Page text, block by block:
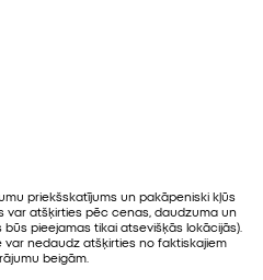
priekšskatījums un pakāpeniski kļūs
var atšķirties pēc cenas, daudzuma un
pieejamas tikai atsevišķās lokācijās).
nedaudz atšķirties no faktiskajiem
beigām.